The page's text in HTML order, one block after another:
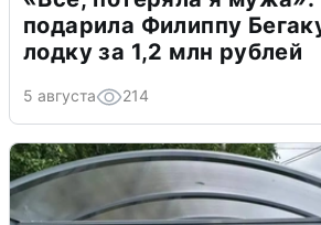
подарила Филиппу
лодку за 1,2 млн рублей
5 августа 214